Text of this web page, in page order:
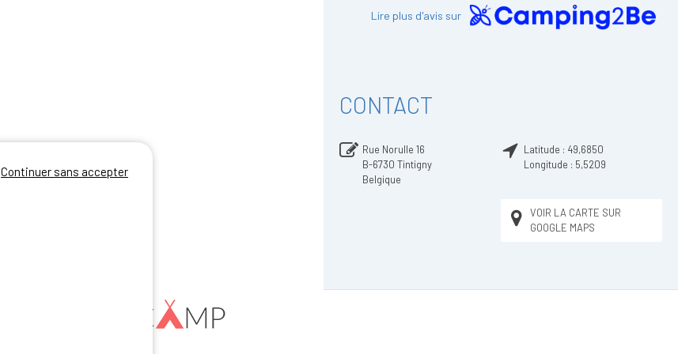
Lire plus d'avis sur
CONTACT
Rue Norulle 16
B-6730 Tintigny
Belgique
Latitude : 49,6850
Longitude : 5,5209
VOIR LA CARTE SUR
GOOGLE MAPS
Continuer sans accepter